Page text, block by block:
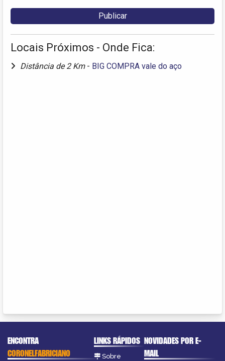
Locais Próximos - Onde Fica:
Distância de 2 Km - BIG COMPRA vale do aço
ENCONTRA
CORONELFABRICIANO
LINKS RÁPIDOS
Sobre
NOVIDADES POR E-
MAIL